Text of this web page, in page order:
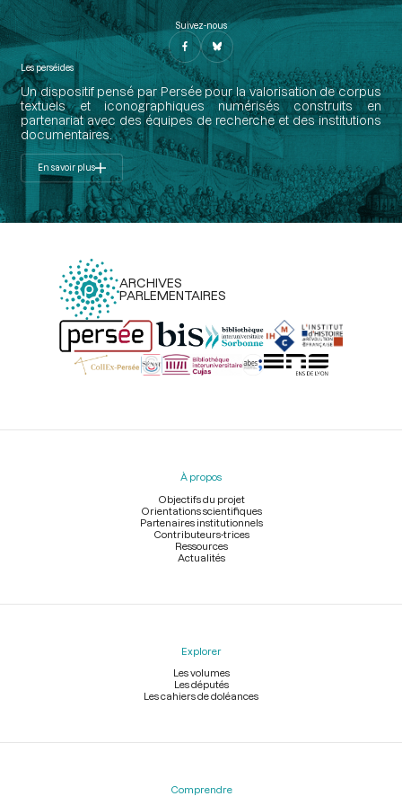
Suivez-nous
Les perséides
Un dispositif pensé par Persée pour la valorisation de corpus
textuels et iconographiques numérisés construits en
partenariat avec des équipes de recherche et des institutions
documentaires.
En savoir plus
ARCHIVES
PARLEMENTAIRES
Menu
À propos
Objectifs du projet
Orientations scientifiques
Partenaires institutionnels
Contributeurs-trices
Ressources
Actualités
Explorer
Les volumes
Les députés
Les cahiers de doléances
Comprendre